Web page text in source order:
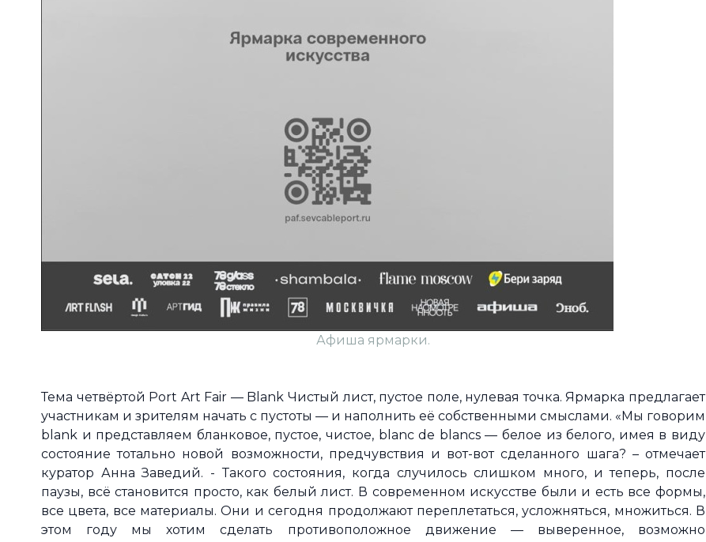
Афиша ярмарки.
Тема четвёртой Port Art Fair — Blank Чистый лист, пустое поле, нулевая точка. Ярмарка предлагает
участникам и зрителям начать с пустоты — и наполнить её собственными смыслами. «Мы говорим
blank и представляем бланковое, пустое, чистое, blanc de blancs — белое из белого, имея в виду
состояние тотально новой возможности, предчувствия и вот-вот сделанного шага? – отмечает
куратор Анна Заведий. - Такого состояния, когда случилось слишком много, и теперь, после
паузы, всё становится просто, как белый лист. В современном искусстве были и есть все формы,
все цвета, все материалы. Они и сегодня продолжают переплетаться, усложняться, множиться. В
этом году мы хотим сделать противоположное движение — выверенное, возможно